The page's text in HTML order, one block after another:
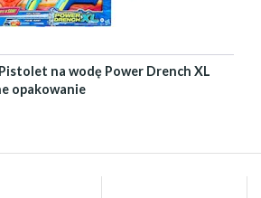
na wodę Power Drench XL
opakowanie